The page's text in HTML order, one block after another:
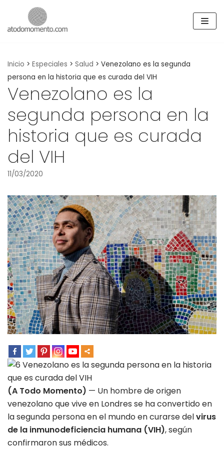
Skip
Inicio > Especiales > Salud > Venezolano es la segunda
persona en la historia que es curada del VIH
Venezolano es la
segunda persona en la
historia que es curada
del VIH
11/03/2020
(A Todo Momento) — Un hombre de origen
venezolano que vive en Londres se ha convertido en
la segunda persona en el mundo en curarse delvirus
de la inmunodeficiencia humana (VIH), según
confirmaron sus médicos.